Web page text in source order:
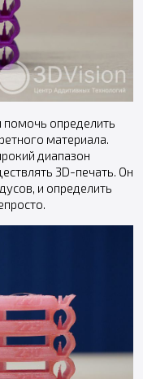
помочь определить
материала.
диапазон
3D-печать. Он
и определить